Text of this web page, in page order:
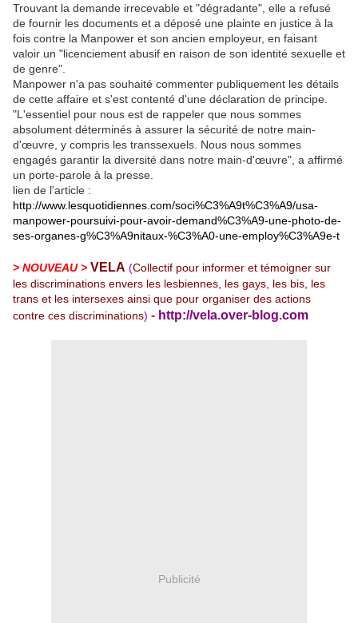
Trouvant la demande irrecevable et "dégradante", elle a refusé
de fournir les documents et a déposé une plainte en justice à la
fois contre la Manpower et son ancien employeur, en faisant
valoir un "licenciement abusif en raison de son identité sexuelle et
de genre".
Manpower n'a pas souhaité commenter publiquement les détails
de cette affaire et s'est contenté d'une déclaration de principe.
"L'essentiel pour nous est de rappeler que nous sommes
absolument déterminés à assurer la sécurité de notre main-
d'œuvre, y compris les transsexuels. Nous nous sommes
engagés garantir la diversité dans notre main-d'œuvre", a affirmé
un porte-parole à la presse.
lien de l'article :
http://www.lesquotidiennes.com/soci%C3%A9t%C3%A9/usa-
manpower-poursuivi-pour-avoir-demand%C3%A9-une-photo-de-
ses-organes-g%C3%A9nitaux-%C3%A0-une-employ%C3%A9e-t
> NOUVEAU > VELA (Collectif pour informer et témoigner sur
les discriminations envers les lesbiennes, les gays, les bis, les
trans et les intersexes ainsi que pour organiser des actions
contre ces discriminations) - http://vela.over-blog.com
Publicité